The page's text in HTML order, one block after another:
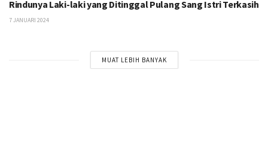
Rindunya Laki-laki yang Ditinggal Pulang Sang Istri Terkasih
7 JANUARI 2024
MUAT LEBIH BANYAK